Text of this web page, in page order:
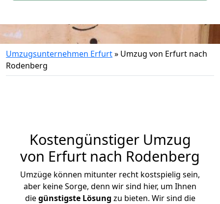
Umzugsunternehmen Erfurt» Umzug von Erfurt nach
Rodenberg
Kostengünstiger Umzug
von Erfurt nach Rodenberg
Umzüge können mitunter recht kostspielig sein,
aber keine Sorge, denn wir sind hier, um Ihnen
diegünstigste Lösung zu bieten. Wir sind die